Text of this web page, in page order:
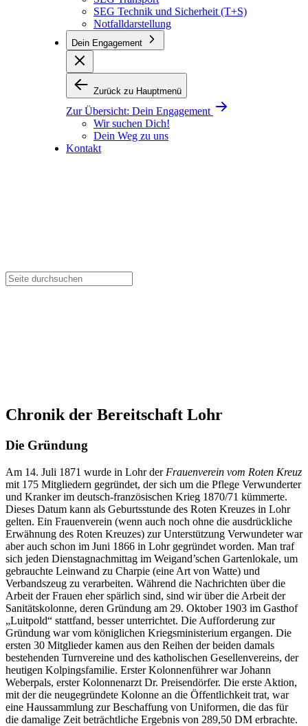
SEG Technik und Sicherheit (T+S)
Notfalldarstellung
Dein Engagement
Zurück zu Hauptmenü
Zur Übersicht: Dein Engagement
Wir suchen Dich!
Dein Weg zu uns
Kontakt
Chronik der Bereitschaft Lohr
Die Gründung
Am 14. Juli 1871 wurde in Lohr der Frauenverein vom Roten Kreuz
mit 175 Mitgliedern gegründet, der sich um die Pflege Verwunderter
und Kranker im deutsch-französischen Krieg 1870/71 kümmerte.
Dieses Datum kann als Geburtsstunde des Roten Kreuzes in Lohr
gelten. Ein Frauenverein (wenn auch noch ohne die ausdrückliche
Erwähnung des Roten Kreuzes) zur Unterstützung Verwundeter war
aber auch schon im Juni 1866 in Lohr gegründet worden. Man traf
sich jeden Dienstagnachmittag im Weigand’schen Gartenlokale, um
gebrauchte Leinwand zu Charpie (eine Art von Watte) und
Verbandszeug zu verarbeiten. Während die Nachrichten über die
Arbeit der Frauen eher spärlich sind, sind wir über die Arbeit der
Sanitätskolonne, deren Gründung am 29. Oktober 1903 im Gasthof
„Luitpold“ stattfand, besser unterrichtet. Die Aufforderung zur
Gründung war vom königlichen Kriegsministerium ergangen. Die
ersten 30 Mitglieder kamen aus den Reihen der beiden damals
bestehenden Turnvereine und des katholischen Gesellenvereins, der
heutigen Kolpingsfamilie. Erster Kolonnenführer war Johann
Weberpals, erster Kolonnenarzt Dr. Preisendörfer. Die erste Aktion,
mit der die neugegründete Kolonne an die Öffentlichkeit trat, war
eine Haussammlung zur Beschaffung von Uniformen, die das für
die damalige Zeit beträchtliche Ergebnis von 289,50 DM erbrachte.